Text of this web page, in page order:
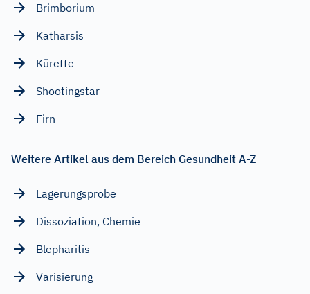
Brimborium
Katharsis
Kürette
Shootingstar
Firn
Weitere Artikel aus dem Bereich Gesundheit A-Z
Lagerungsprobe
Dissoziation, Chemie
Blepharitis
Varisierung